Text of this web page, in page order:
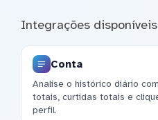
Integrações disponíveis
Conta
Analise o histórico diário
totais, curtidas totais e
perfil.